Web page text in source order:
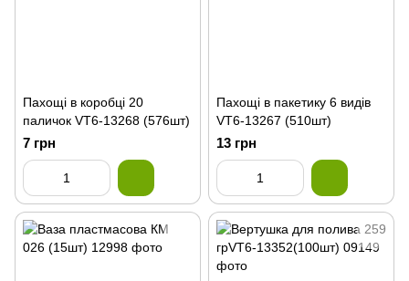
Пахощі в коробці 20
паличок VT6-13268 (576шт)
7 грн
Пахощі в пакетику 6 видів
VT6-13267 (510шт)
13 грн